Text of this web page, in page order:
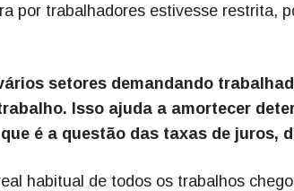
por trabalhadores estivesse restrita,
setores demandando
Isso ajuda a amortecer
é a questão das taxas de juros,
habitual de todos os trabalhos